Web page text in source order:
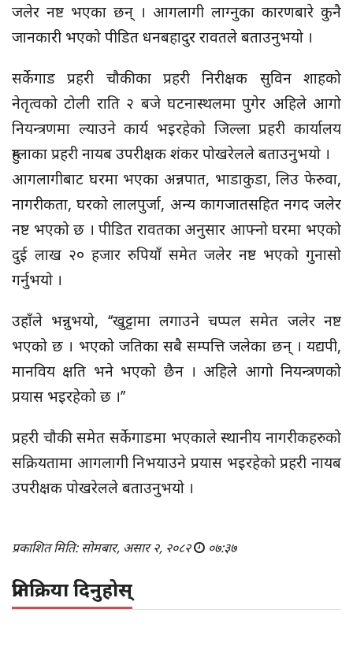
जलेर नष्ट भएका छन् । आगलागी लाग्नुका कारणबारे कुनै
जानकारी भएको पीडित धनबहादुर रावतले बताउनुभयो ।
सर्केगाड प्रहरी चौकीका प्रहरी निरीक्षक सुविन शाहको
नेतृत्वको टोली राति २ बजे घटनास्थलमा पुगेर अहिले आगो
नियन्त्रणमा ल्याउने कार्य भइरहेको जिल्ला प्रहरी कार्यालय
हुम्लाका प्रहरी नायब उपरीक्षक शंकर पोखरेलले बताउनुभयो ।
आगलागीबाट घरमा भएका अन्नपात, भाडाकुडा, लिउ फेरुवा,
नागरीकता, घरको लालपुर्जा, अन्य कागजातसहित नगद जलेर
नष्ट भएको छ । पीडित रावतका अनुसार आफ्नो घरमा भएको
दुई लाख २० हजार रुपियाँ समेत जलेर नष्ट भएको गुनासो
गर्नुभयो ।
उहाँले भन्नुभयो, ‘‘खुट्टामा लगाउने चप्पल समेत जलेर नष्ट
भएको छ । भएको जतिका सबै सम्पत्ति जलेका छन् । यद्यपी,
मानविय क्षति भने भएको छैन । अहिले आगो नियन्त्रणको
प्रयास भइरहेको छ ।’’
प्रहरी चौकी समेत सर्केगाडमा भएकाले स्थानीय नागरीकहरुको
सक्रियतामा आगलागी निभयाउने प्रयास भइरहेको प्रहरी नायब
उपरीक्षक पोखरेलले बताउनुभयो ।
प्रकाशित मिति: सोमबार, असार २, २०८२ ०७:३७
प्रतिक्रिया दिनुहोस्